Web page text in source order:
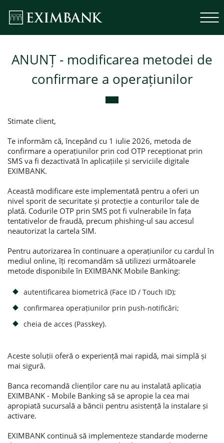
Ипотечные кредиты
ANUNȚ - modificarea metodei de
confirmare a operațiunilor
Stimate client,
Te informăm că, începând cu 1 iulie 2026, metoda de
confirmare a operațiunilor prin cod OTP recepționat prin
SMS va fi dezactivată în aplicațiile și serviciile digitale
EXIMBANK.
Această modificare este implementată pentru a oferi un
nivel sporit de securitate și protecție a conturilor tale de
plată. Codurile OTP prin SMS pot fi vulnerabile în fața
tentativelor de fraudă, precum phishing-ul sau accesul
neautorizat la cartela SIM.
Pentru autorizarea în continuare a operațiunilor cu cardul în
mediul online, îți recomandăm să utilizezi următoarele
metode disponibile în EXIMBANK Mobile Banking:
autentificarea biometrică (Face ID / Touch ID);
confirmarea operațiunilor prin push-notificări;
cheia de acces (Passkey).
Aceste soluții oferă o experiență mai rapidă, mai simplă și
mai sigură.
Banca recomandă clienților care nu au instalată aplicația
EXIMBANK - Mobile Banking să se apropie la cea mai
apropiată sucursală a băncii pentru asistență la instalare și
activare.
EXIMBANK continuă să implementeze standarde moderne